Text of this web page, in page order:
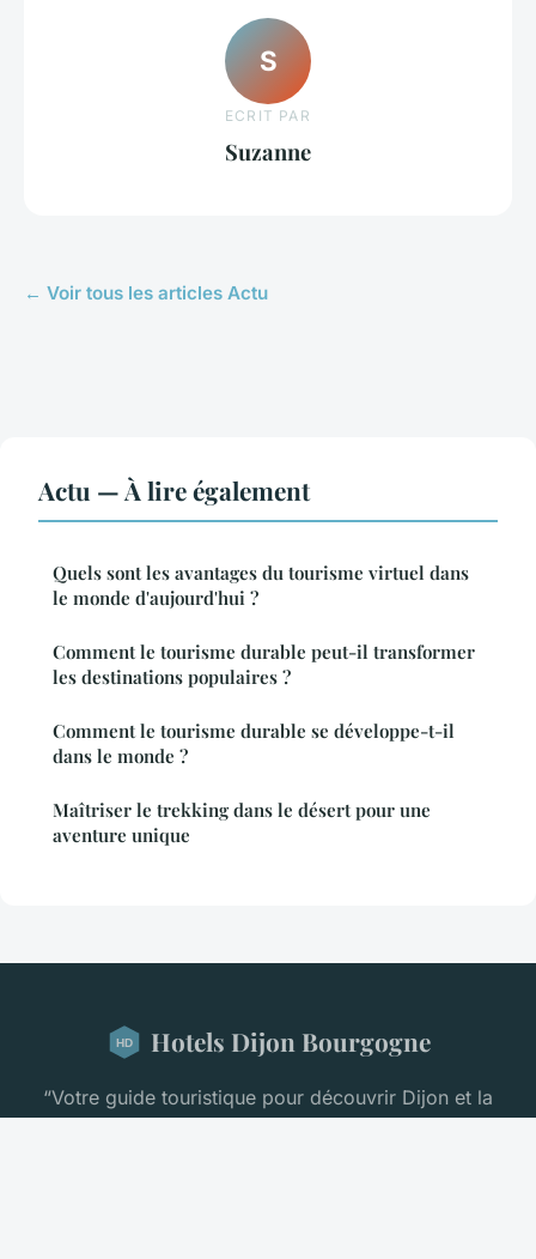
S
ECRIT PAR
Suzanne
← Voir tous les articles Actu
Actu — À lire également
Quels sont les avantages du tourisme virtuel dans
le monde d'aujourd'hui ?
Comment le tourisme durable peut-il transformer
les destinations populaires ?
Comment le tourisme durable se développe-t-il
dans le monde ?
Maîtriser le trekking dans le désert pour une
aventure unique
Hotels Dijon Bourgogne
“Votre guide touristique pour découvrir Dijon et la